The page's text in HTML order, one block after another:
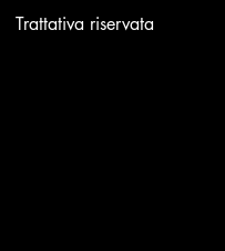
Trattativa riservata